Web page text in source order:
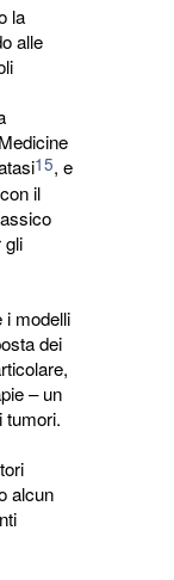
la
alle
15, e
il
gli
i modelli
dei
– un
tumori.
alcun